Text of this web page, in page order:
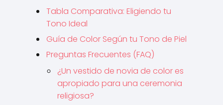
Tabla Comparativa: Eligiendo tu
Tono Ideal
Guía de Color Según tu Tono de Piel
Preguntas Frecuentes (FAQ)
¿Un vestido de novia de color es
apropiado para una ceremonia
religiosa?